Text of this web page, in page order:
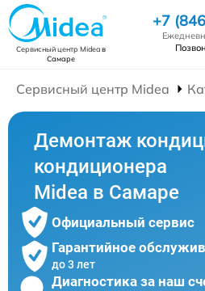
Сервисный центр Mideaв
Самаре
+7
Сервисный центр Midea
Демонтаж
кондиционера
Midea в Самаре
Официальный сервис
Гарантийное
до 3 лет
Диагностика за наш